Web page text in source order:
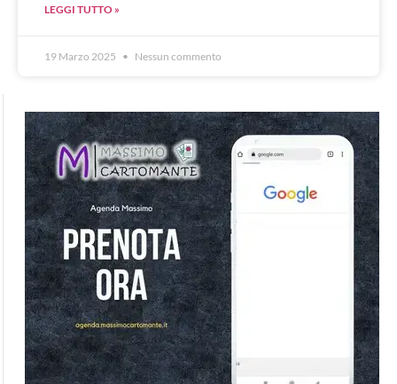
LEGGI TUTTO »
19 Marzo 2025 Nessun commento